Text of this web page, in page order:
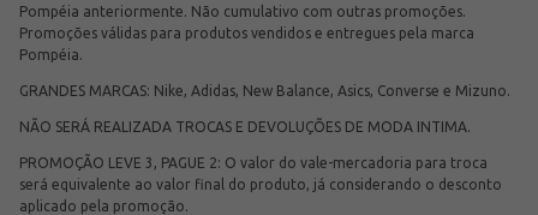
Pompéia anteriormente. Não cumulativo com outras promoções.
Promoções válidas para produtos vendidos e entregues pela marca
Pompéia.
GRANDES MARCAS: Nike, Adidas, New Balance, Asics, Converse e Mizuno.
NÃO SERÁ REALIZADA TROCAS E DEVOLUÇÕES DE MODA INTIMA.
PROMOÇÃO LEVE 3, PAGUE 2: O valor do vale-mercadoria para troca
será equivalente ao valor final do produto, já considerando o desconto
aplicado pela promoção.